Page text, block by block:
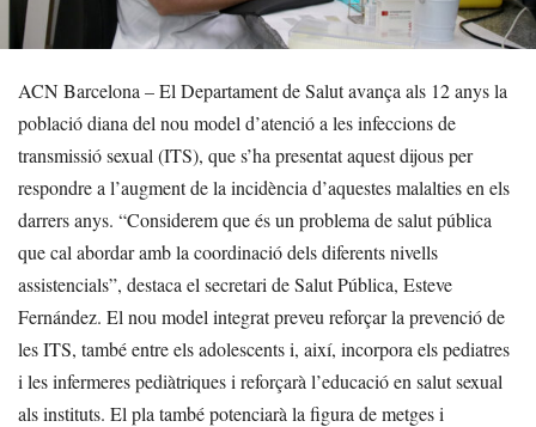
ACN Barcelona – El Departament de Salut avança als 12 anys la
població diana del nou model d’atenció a les infeccions de
transmissió sexual (ITS), que s’ha presentat aquest dijous per
respondre a l’augment de la incidència d’aquestes malalties en els
darrers anys. “Considerem que és un problema de salut pública
que cal abordar amb la coordinació dels diferents nivells
assistencials”, destaca el secretari de Salut Pública, Esteve
Fernández. El nou model integrat preveu reforçar la prevenció de
les ITS, també entre els adolescents i, així, incorpora els pediatres
i les infermeres pediàtriques i reforçarà l’educació en salut sexual
als instituts. El pla també potenciarà la figura de metges i